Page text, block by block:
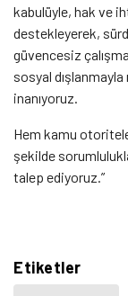
kabulüyle, hak ve
destekleyerek,
güvencesiz
sosyal
inanıyoruz.
Hem kamu
şekilde
talep ediyoruz.”
Etiketler